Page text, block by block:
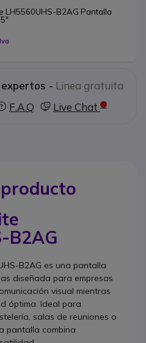
LH5560UHS-B2AG Pantalla
- Linea gratuita
F.A.Q Live Chat
B2AG
B2AG es una pantalla
diseñada para empresas
visual mientras
óptima. Ideal para
salas de reuniones o
pantalla combina